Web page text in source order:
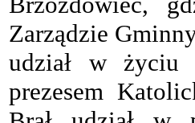
Zarządzie
udział w życiu
prezesem